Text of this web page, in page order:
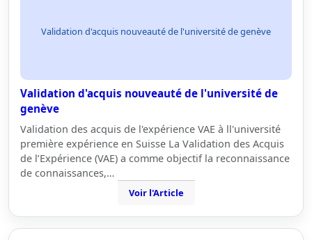
Validation d'acquis nouveauté de l'université de genève
Validation d'acquis nouveauté de l'université de
genève
Validation des acquis de l'expérience VAE à ll'université
première expérience en Suisse La Validation des Acquis
de l’Expérience (VAE) a comme objectif la reconnaissance
de connaissances,…
Voir l'Article